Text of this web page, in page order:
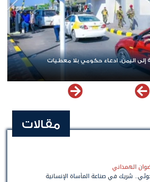
إلى اليمن.. ادعاء حكومي بلا معطيات
مقالات
الهمداني
شريك في صناعة المأساة الإنسانية